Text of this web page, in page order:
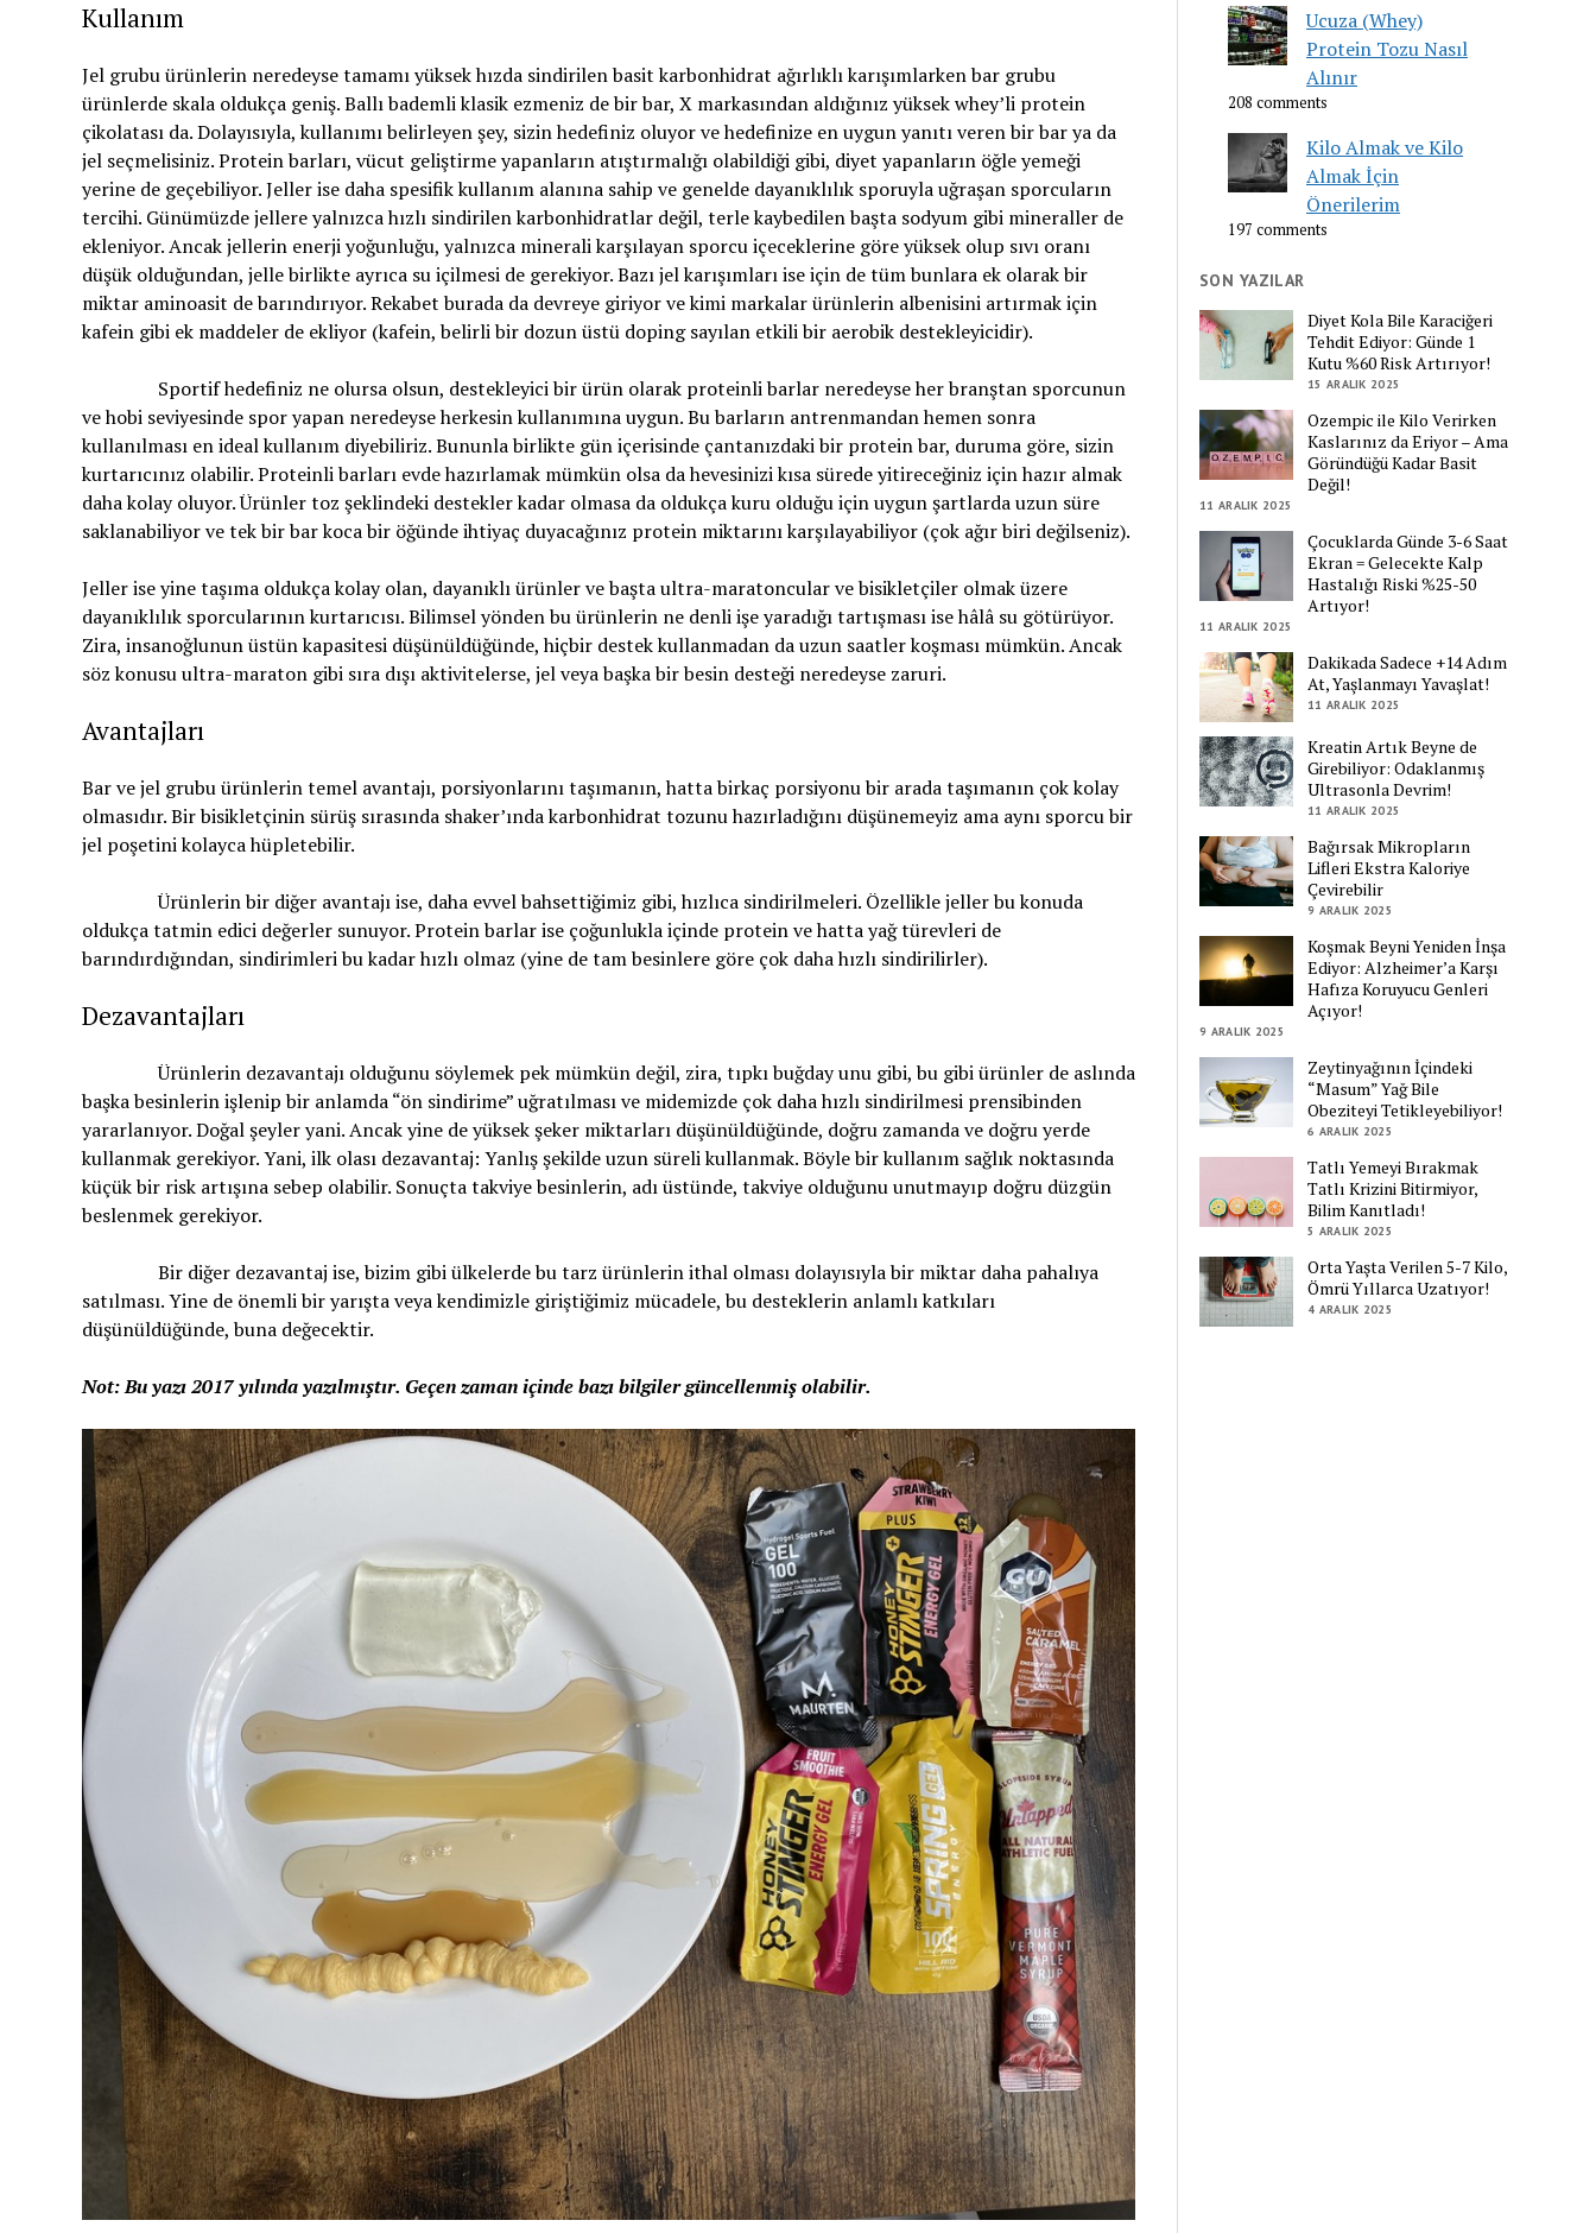
Kullanım
Jel grubu ürünlerin neredeyse tamamı yüksek hızda sindirilen basit karbonhidrat ağırlıklı karışımlarken bar grubu
ürünlerde skala oldukça geniş. Ballı bademli klasik ezmeniz de bir bar, X markasından aldığınız yüksek whey’li protein
çikolatası da. Dolayısıyla, kullanımı belirleyen şey, sizin hedefiniz oluyor ve hedefinize en uygun yanıtı veren bir bar ya da
jel seçmelisiniz. Protein barları, vücut geliştirme yapanların atıştırmalığı olabildiği gibi, diyet yapanların öğle yemeği
yerine de geçebiliyor. Jeller ise daha spesifik kullanım alanına sahip ve genelde dayanıklılık sporuyla uğraşan sporcuların
tercihi. Günümüzde jellere yalnızca hızlı sindirilen karbonhidratlar değil, terle kaybedilen başta sodyum gibi mineraller de
ekleniyor. Ancak jellerin enerji yoğunluğu, yalnızca minerali karşılayan sporcu içeceklerine göre yüksek olup sıvı oranı
düşük olduğundan, jelle birlikte ayrıca su içilmesi de gerekiyor. Bazı jel karışımları ise için de tüm bunlara ek olarak bir
miktar aminoasit de barındırıyor. Rekabet burada da devreye giriyor ve kimi markalar ürünlerin albenisini artırmak için
kafein gibi ek maddeler de ekliyor (kafein, belirli bir dozun üstü doping sayılan etkili bir aerobik destekleyicidir).
Sportif hedefiniz ne olursa olsun, destekleyici bir ürün olarak proteinli barlar neredeyse her branştan sporcunun
ve hobi seviyesinde spor yapan neredeyse herkesin kullanımına uygun. Bu barların antrenmandan hemen sonra
kullanılması en ideal kullanım diyebiliriz. Bununla birlikte gün içerisinde çantanızdaki bir protein bar, duruma göre, sizin
kurtarıcınız olabilir. Proteinli barları evde hazırlamak mümkün olsa da hevesinizi kısa sürede yitireceğiniz için hazır almak
daha kolay oluyor. Ürünler toz şeklindeki destekler kadar olmasa da oldukça kuru olduğu için uygun şartlarda uzun süre
saklanabiliyor ve tek bir bar koca bir öğünde ihtiyaç duyacağınız protein miktarını karşılayabiliyor (çok ağır biri değilseniz).
Jeller ise yine taşıma oldukça kolay olan, dayanıklı ürünler ve başta ultra-maratoncular ve bisikletçiler olmak üzere
dayanıklılık sporcularının kurtarıcısı. Bilimsel yönden bu ürünlerin ne denli işe yaradığı tartışması ise hâlâ su götürüyor.
Zira, insanoğlunun üstün kapasitesi düşünüldüğünde, hiçbir destek kullanmadan da uzun saatler koşması mümkün. Ancak
söz konusu ultra-maraton gibi sıra dışı aktivitelerse, jel veya başka bir besin desteği neredeyse zaruri.
Avantajları
Bar ve jel grubu ürünlerin temel avantajı, porsiyonlarını taşımanın, hatta birkaç porsiyonu bir arada taşımanın çok kolay
olmasıdır. Bir bisikletçinin sürüş sırasında shaker’ında karbonhidrat tozunu hazırladığını düşünemeyiz ama aynı sporcu bir
jel poşetini kolayca hüpletebilir.
Ürünlerin bir diğer avantajı ise, daha evvel bahsettiğimiz gibi, hızlıca sindirilmeleri. Özellikle jeller bu konuda
oldukça tatmin edici değerler sunuyor. Protein barlar ise çoğunlukla içinde protein ve hatta yağ türevleri de
barındırdığından, sindirimleri bu kadar hızlı olmaz (yine de tam besinlere göre çok daha hızlı sindirilirler).
Dezavantajları
Ürünlerin dezavantajı olduğunu söylemek pek mümkün değil, zira, tıpkı buğday unu gibi, bu gibi ürünler de aslında
başka besinlerin işlenip bir anlamda “ön sindirime” uğratılması ve midemizde çok daha hızlı sindirilmesi prensibinden
yararlanıyor. Doğal şeyler yani. Ancak yine de yüksek şeker miktarları düşünüldüğünde, doğru zamanda ve doğru yerde
kullanmak gerekiyor. Yani, ilk olası dezavantaj: Yanlış şekilde uzun süreli kullanmak. Böyle bir kullanım sağlık noktasında
küçük bir risk artışına sebep olabilir. Sonuçta takviye besinlerin, adı üstünde, takviye olduğunu unutmayıp doğru düzgün
beslenmek gerekiyor.
Bir diğer dezavantaj ise, bizim gibi ülkelerde bu tarz ürünlerin ithal olması dolayısıyla bir miktar daha pahalıya
satılması. Yine de önemli bir yarışta veya kendimizle giriştiğimiz mücadele, bu desteklerin anlamlı katkıları
düşünüldüğünde, buna değecektir.
Not: Bu yazı 2017 yılında yazılmıştır. Geçen zaman içinde bazı bilgiler güncellenmiş olabilir.
Ucuza (Whey)
Protein Tozu Nasıl
Alınır
208 comments
Kilo Almak ve Kilo
Almak İçin
Önerilerim
197 comments
SON YAZILAR
Diyet Kola Bile Karaciğeri
Tehdit Ediyor: Günde 1
Kutu %60 Risk Artırıyor!
15 ARALIK 2025
Ozempic ile Kilo Verirken
Kaslarınız da Eriyor – Ama
Göründüğü Kadar Basit
Değil!
11 ARALIK 2025
Çocuklarda Günde 3-6 Saat
Ekran = Gelecekte Kalp
Hastalığı Riski %25-50
Artıyor!
11 ARALIK 2025
Dakikada Sadece +14 Adım
At, Yaşlanmayı Yavaşlat!
11 ARALIK 2025
Kreatin Artık Beyne de
Girebiliyor: Odaklanmış
Ultrasonla Devrim!
11 ARALIK 2025
Bağırsak Mikropların
Lifleri Ekstra Kaloriye
Çevirebilir
9 ARALIK 2025
Koşmak Beyni Yeniden İnşa
Ediyor: Alzheimer’a Karşı
Hafıza Koruyucu Genleri
Açıyor!
9 ARALIK 2025
Zeytinyağının İçindeki
“Masum” Yağ Bile
Obeziteyi Tetikleyebiliyor!
6 ARALIK 2025
Tatlı Yemeyi Bırakmak
Tatlı Krizini Bitirmiyor,
Bilim Kanıtladı!
5 ARALIK 2025
Orta Yaşta Verilen 5-7 Kilo,
Ömrü Yıllarca Uzatıyor!
4 ARALIK 2025